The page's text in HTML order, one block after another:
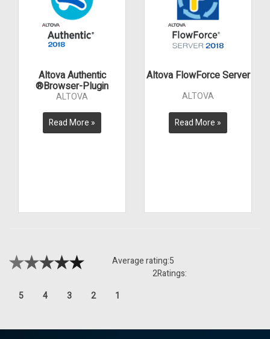
Altova Authentic
Browser-Plugin®
ALTOVA
Read More »
Altova FlowForce Server
ALTOVA
Read More »
Average rating:5
Ratings:
2
5
4 3 2 1